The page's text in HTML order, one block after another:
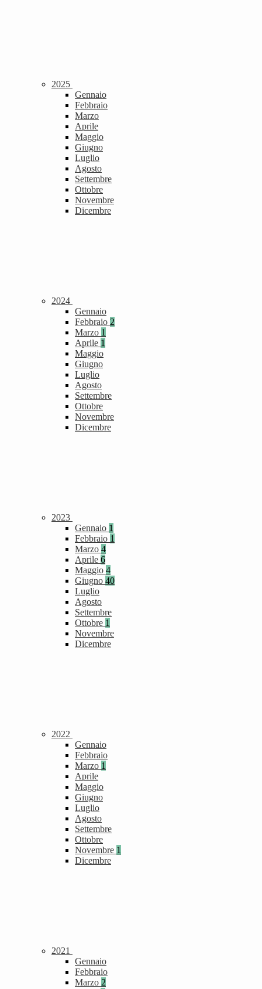
2025
Gennaio
Febbraio
Marzo
Aprile
Maggio
Giugno
Luglio
Agosto
Settembre
Ottobre
Novembre
Dicembre
2024
Gennaio
Febbraio 2
Marzo 1
Aprile 1
Maggio
Giugno
Luglio
Agosto
Settembre
Ottobre
Novembre
Dicembre
2023
Gennaio 1
Febbraio 1
Marzo 4
Aprile 6
Maggio 4
Giugno 40
Luglio
Agosto
Settembre
Ottobre 1
Novembre
Dicembre
2022
Gennaio
Febbraio
Marzo 1
Aprile
Maggio
Giugno
Luglio
Agosto
Settembre
Ottobre
Novembre 1
Dicembre
2021
Gennaio
Febbraio
Marzo 2